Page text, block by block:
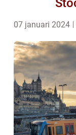
07 januari 2024